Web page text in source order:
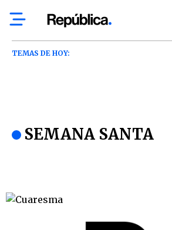
TEMAS DE HOY:
SEMANA SANTA